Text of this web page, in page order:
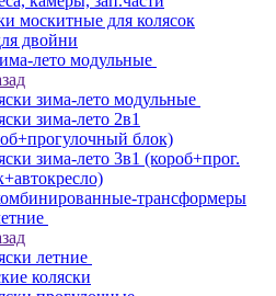
москитные для колясок
двойни
лето модульные
зима-лето модульные
зима-лето 2в1
блок)
зима-лето 3в1 (короб+прог.
трансформеры
летние
коляски